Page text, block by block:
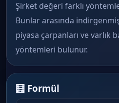
Şirket değeri farklı
Bunlar arasında
piyasa çarpanları ve varlık
yöntemleri bulunur.
🧮 Formül